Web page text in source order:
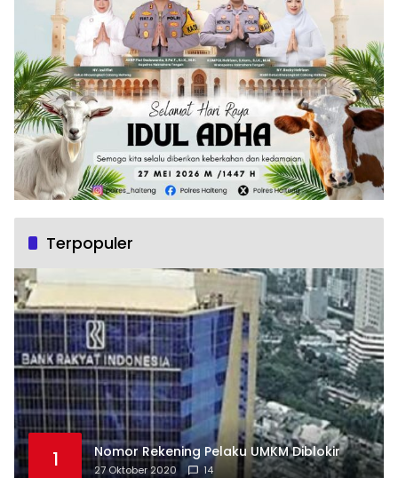
Terpopuler
1 Nomor Rekening Pelaku UMKM Diblokir
27 Oktober 2020 14